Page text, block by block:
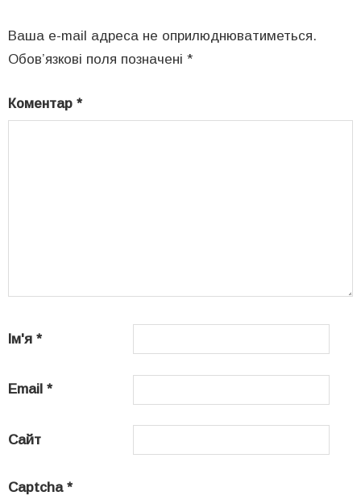
Ваша e-mail адреса не оприлюднюватиметься.
Обов’язкові поля позначені *
Коментар *
Ім'я *
Email *
Сайт
Captcha *